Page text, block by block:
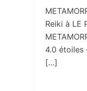
Reiki à LE
4.0 étoiles
[…]